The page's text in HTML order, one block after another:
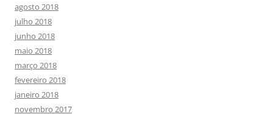
agosto 2018
julho 2018
junho 2018
maio 2018
março 2018
fevereiro 2018
janeiro 2018
novembro 2017